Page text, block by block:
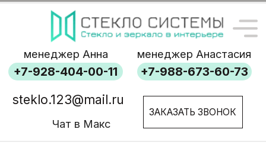
ЗАКАЗАТЬ ЗВОНОК
+7-988-673-60-73
+7-928-404-00-11
steklo.123@mail.ru
менеджер Анна менеджер Анастасия
Отзывы